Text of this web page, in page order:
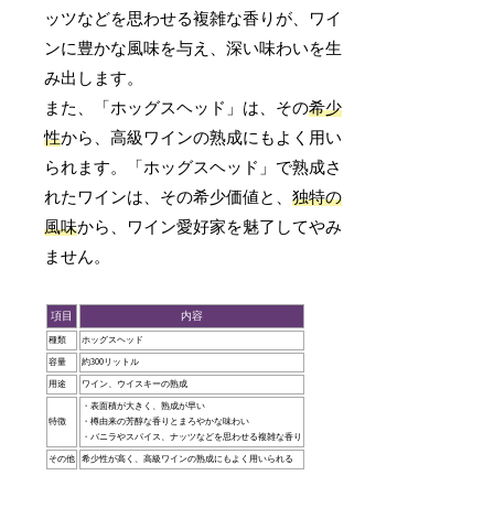
ッツなどを思わせる複雑な香りが、ワイ
ンに豊かな風味を与え、深い味わいを生
み出します。
また、「ホッグスヘッド」は、その希少
性から、高級ワインの熟成にもよく用い
られます。「ホッグスヘッド」で熟成さ
れたワインは、その希少価値と、独特の
風味から、ワイン愛好家を魅了してやみ
ません。
項目 内容
種類 ホッグスヘッド
容量 約300リットル
用途 ワイン、ウイスキーの熟成
特徴
・表面積が大きく、熟成が早い
・樽由来の芳醇な香りとまろやかな味わい
・バニラやスパイス、ナッツなどを思わせる複雑な香り
その他 希少性が高く、高級ワインの熟成にもよく用いられる